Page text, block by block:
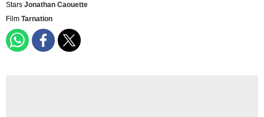
Stars Jonathan Caouette
Film Tarnation